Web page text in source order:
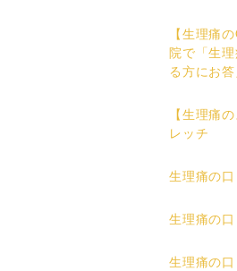
【生理痛
院で「生
る方にお答
【生理痛
レッチ
生理痛の
生理痛の
生理痛の